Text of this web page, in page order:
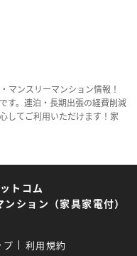
マンスリーマンション情報！
す。連泊・長期出張の経費削減
してご利用いただけます！家
トコム
ション（家具家電付）
プ 利用規約